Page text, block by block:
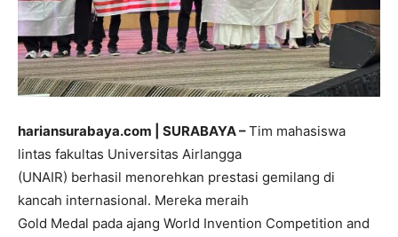
hariansurabaya.com | SURABAYA –Tim mahasiswa
lintas fakultas Universitas Airlangga
(UNAIR) berhasil menorehkan prestasi gemilang di
kancah internasional. Mereka meraih
Gold Medal pada ajang World Invention Competition and